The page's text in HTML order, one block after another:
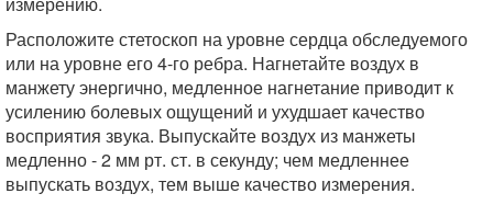
Расположите стетоскоп на уровне сердца обследуемого
или на уровне его 4-го ребра. Нагнетайте воздух в
манжету энергично, медленное нагнетание приводит к
усилению болевых ощущений и ухудшает качество
восприятия звука. Выпускайте воздух из манжеты
медленно - 2 мм рт. ст. в секунду; чем медленнее
выпускать воздух, тем выше качество измерения.